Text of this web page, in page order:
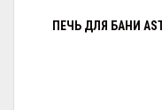
ПЕЧЬ ДЛЯ БАНИ